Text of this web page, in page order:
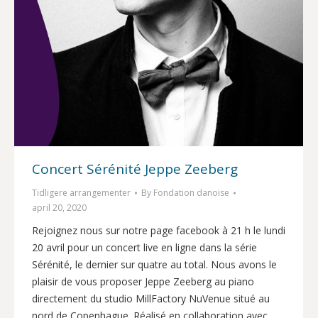
Concert Sérénité Jeppe Zeeberg
Tidligere arrangementer By Fondation danoise
april 20, 2020
Rejoignez nous sur notre page facebook à 21 h le lundi
20 avril pour un concert live en ligne dans la série
Sérénité, le dernier sur quatre au total. Nous avons le
plaisir de vous proposer Jeppe Zeeberg au piano
directement du studio MillFactory NuVenue situé au